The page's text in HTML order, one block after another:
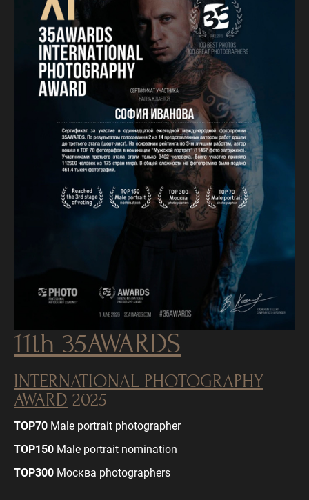
11th 35AWARDS
INTERNATIONAL PHOTOGRAPHY
AWARD 2025
TOP70 Male portrait photographer
TOP150 Male portrait nomination
TOP300 Москва photographers